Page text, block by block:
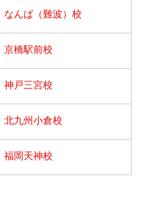
なんば（難波）校
京橋駅前校
神戸三宮校
北九州小倉校
福岡天神校